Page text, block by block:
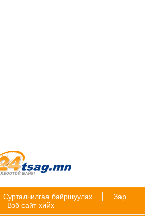
Сурталчилгаа байршуулах
Зар
Вэб сайт хийх